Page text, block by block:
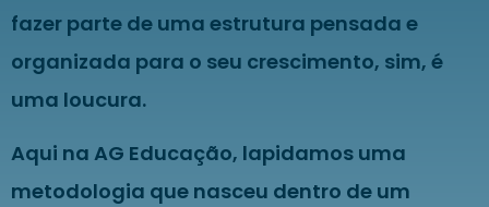
fazer parte de uma estrutura pensada e
organizada para o seu crescimento, sim, é
uma loucura.
Aqui na AG Educação, lapidamos uma
metodologia que nasceu dentro de um